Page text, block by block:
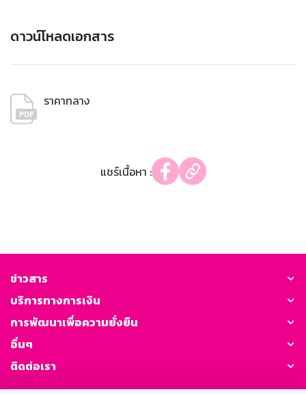
ดาวน์โหลดเอกสาร
ราคากลาง
แชร์เนื้อหา :
ข่าวสาร
บริการทางการเงิน
การพัฒนาเพื่อความยั่งยืน
อื่นๆ
ติดต่อเรา